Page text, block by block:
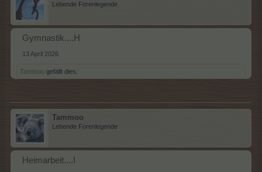
Lebende Forenlegende
Gymnastik....H
13 April 2026
Tammoo gefällt dies.
Tammoo
Lebende Forenlegende
Heimarbeit....I